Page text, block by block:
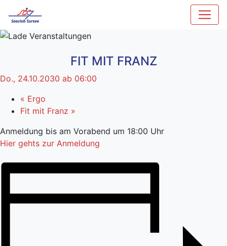
FIT MIT FRANZ
Do., 24.10.2030 ab 06:00
« Ergo
Fit mit Franz »
Anmeldung bis am Vorabend um 18:00 Uhr
Hier gehts zur Anmeldung